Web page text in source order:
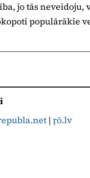
jo tās neveidoju,
populārākie
| ŗō.lv